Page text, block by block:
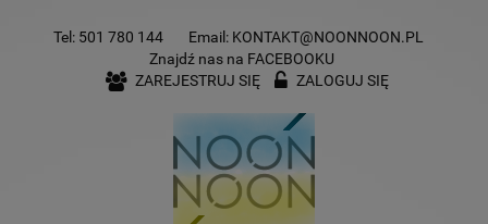
Tel: 501 780 144 Email: KONTAKT@NOONNOON.PL
Znajdź nas na FACEBOOKU
ZAREJESTRUJ SIĘ
ZALOGUJ SIĘ